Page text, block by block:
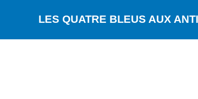
LES QUATRE BLEUS AUX